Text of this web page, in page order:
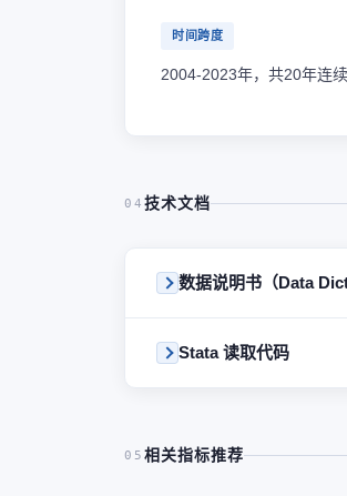
时间跨度
2004-2023年，共20年连续
04 技术文档
数据说明书（Data
Stata 读取代码
05 相关指标推荐